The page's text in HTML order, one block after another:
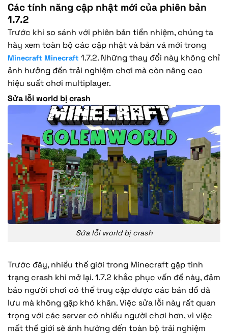
Các tính năng cập nhật mới của phiên bản
1.7.2
Trước khi so sánh với phiên bản tiền nhiệm, chúng ta
hãy xem toàn bộ các cập nhật và bản vá mới trong
Minecraft Minecraft 1.7.2. Những thay đổi này không chỉ
ảnh hưởng đến trải nghiệm chơi mà còn nâng cao
hiệu suất chơi multiplayer.
Sửa lỗi world bị crash
Sửa lỗi world bị crash
Trước đây, nhiều thế giới trong Minecraft gặp tình
trạng crash khi mở lại. 1.7.2 khắc phục vấn đề này, đảm
bảo người chơi có thể truy cập được các bản đồ đã
lưu mà không gặp khó khăn. Việc sửa lỗi này rất quan
trọng với các server có nhiều người chơi hơn, vì việc
mất thế giới sẽ ảnh hưởng đến toàn bộ trải nghiệm